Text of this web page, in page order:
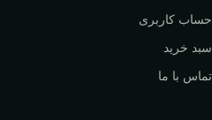
حساب کاربری
سبد خرید
تماس با ما